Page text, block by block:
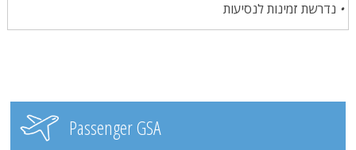
• נדרשת זמינות לנסיעות
Passenger GSA